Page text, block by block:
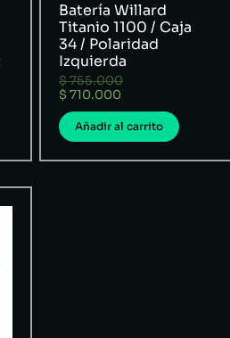
Batería Willard
Titanio 1100 / Caja
34 / Polaridad
Izquierda
$755.000
$ 710.000
Añadir al carrito